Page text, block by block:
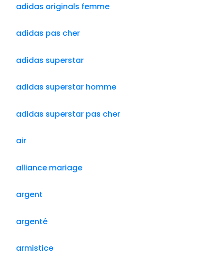
adidas originals femme
adidas pas cher
adidas superstar
adidas superstar homme
adidas superstar pas cher
air
alliance mariage
argent
argenté
armistice